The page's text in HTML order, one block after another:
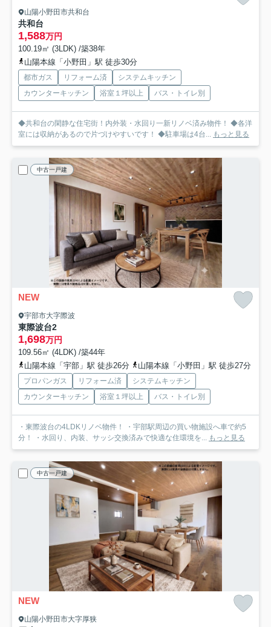
山陽小野田市共和台
共和台
1,588万円
100.19㎡ (3LDK) /築38年
山陽本線「小野田」駅 徒歩30分
都市ガス リフォーム済
システムキッチン
カウンターキッチン
浴室１坪以上 バス・トイレ別
◆共和台の閑静な住宅街！内外装・水回り一新リノベ済み物件！ ◆各洋
室には収納があるので片づけやすいです！ ◆駐車場は4台... もっと見る
中古一戸建
NEW
宇部市大字際波
東際波台2
1,698万円
109.56㎡ (4LDK) /築44年
山陽本線「宇部」駅 徒歩26分
山陽本線「小野田」駅 徒歩27分
プロパンガス リフォーム済
システムキッチン
カウンターキッチン
浴室１坪以上 バス・トイレ別
・東際波台の4LDKリノベ物件！ ・宇部駅周辺の買い物施設へ車で約5
分！ ・水回り、内装、サッシ交換済みで快適な住環境を... もっと見る
中古一戸建
NEW
山陽小野田市大字厚狭